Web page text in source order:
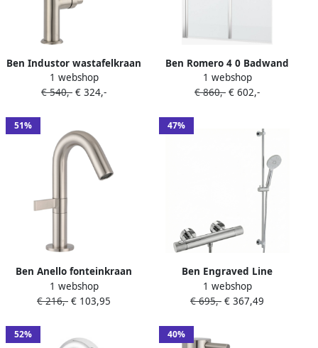
Ben Industor wastafelkraan
met cold start RVS-look
1 webshop
€ 540,- € 324,-
Ben Romero 4 0 Badwand
125x140 cm Chroom
1 webshop
€ 860,- € 602,-
51%
Ben Anello fonteinkraan
met hendel links RVS-look
1 webshop
€ 216,- € 103,95
47%
Ben Engraved Line
thermostatische doucheset
15cm met gravering en 3
1 webshop
€ 695,- € 367,49
52% 40%